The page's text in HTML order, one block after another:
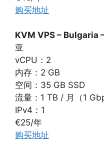
购买地址
KVM VPS – Bulgaria
亚
vCPU：2
内存：2 GB
空间：35 GB SSD
流量：1 TB / 月（1
IPv4：1
€25/年
购买地址